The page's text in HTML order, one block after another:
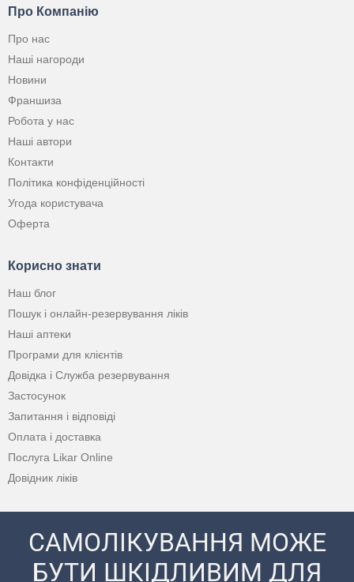
Про Компанію
Про нас
Наші нагороди
Новини
Франшиза
Робота у нас
Наші автори
Контакти
Політика конфіденційності
Угода користувача
Оферта
Корисно знати
Наш блог
Пошук і онлайн-резервування ліків
Наші аптеки
Програми для клієнтів
Довідка і Служба резервування
Застосунок
Запитання і відповіді
Оплата і доставка
Послуга Likar Online
Довідник ліків
САМОЛІКУВАННЯ МОЖЕ
БУТИ ШКІДЛИВИМ ДЛЯ